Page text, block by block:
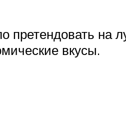
претендовать на
вкусы.